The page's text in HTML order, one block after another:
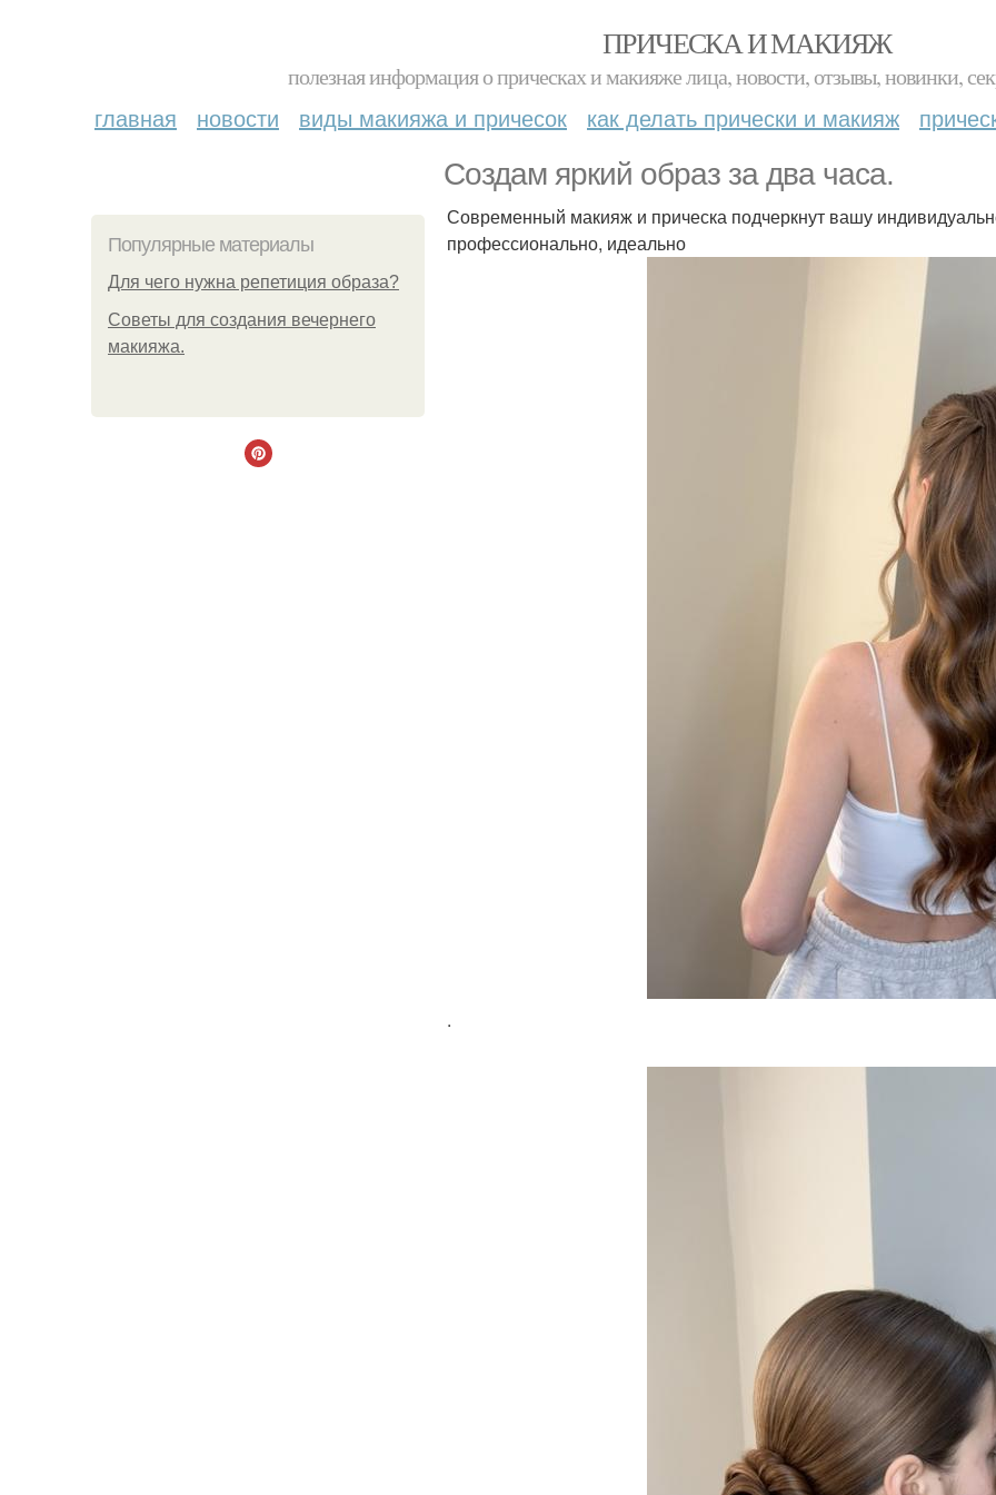
ПРИЧЕСКА И МАКИЯЖ
полезная информация о прическах и макияже лица, новости, отзывы, новинки,
главная новости виды макияжа и причесок как делать прически и макияж
Создам яркий образ за два часа.
Популярные материалы
Для чего нужна репетиция образа?
Советы для создания вечернего
макияжа.
Современный макияж и прическа подчеркнут вашу
профессионально, идеально
.